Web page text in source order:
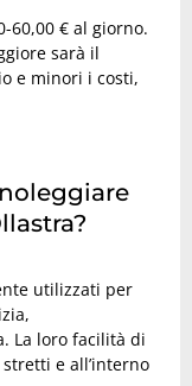
60,00 € al giorno.
sarà il
e minori i costi,
utilizzati per
La loro facilità di
e all’interno